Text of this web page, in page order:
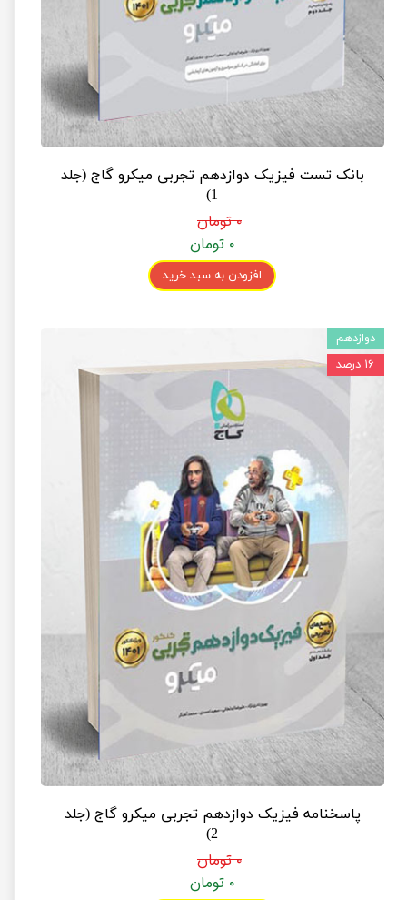
بانک تست فیزیک دوازدهم تجربی میکرو گاج (جلد
1)
۰ تومان
۰ تومان
افزودن به سبد خرید
پاسخنامه فیزیک دوازدهم تجربی میکرو گاج (جلد
2)
۰ تومان
۰ تومان
دوازدهم
۱۶ درصد